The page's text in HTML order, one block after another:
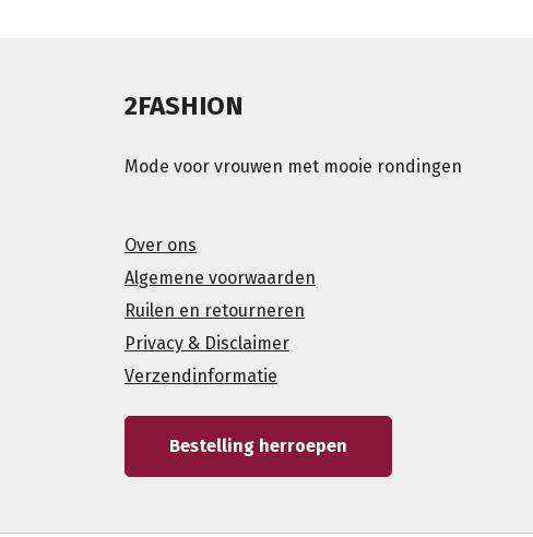
2FASHION
Mode voor vrouwen met mooie rondingen
Over ons
Algemene voorwaarden
Ruilen en retourneren
Privacy & Disclaimer
Verzendinformatie
Bestelling herroepen